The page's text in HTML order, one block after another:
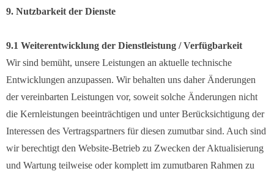
9. Nutzbarkeit der Dienste
9.1 Weiterentwicklung der Dienstleistung / Verfügbarkeit
Wir sind bemüht, unsere Leistungen an aktuelle technische
Entwicklungen anzupassen. Wir behalten uns daher Änderungen
der vereinbarten Leistungen vor, soweit solche Änderungen nicht
die Kernleistungen beeinträchtigen und unter Berücksichtigung der
Interessen des Vertragspartners für diesen zumutbar sind. Auch sind
wir berechtigt den Website-Betrieb zu Zwecken der Aktualisierung
und Wartung teilweise oder komplett im zumutbaren Rahmen zu